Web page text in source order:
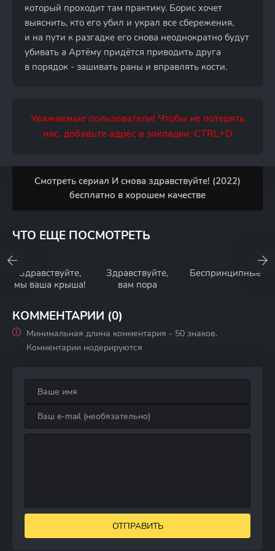
который проходит там практику. Борис хочет
выяснить, кто его убил и украл все сбережения,
и на пути к разгадке его снова неоднократно будут
убивать а Артёму придётся приводить друга
в порядок - зашивать раны и вправлять кости.
Уважаемые пользователи! Чтобы не потерять
нас, добавьте адрес в закладки: CTRL+D
Смотреть сериал И снова здравствуйте! (2022)
бесплатно в хорошем качестве
ЧТО ЕЩЕ ПОСМОТРЕТЬ
Здравствуйте,
мы ваша крыша!
Здравствуйте,
вам пора
Беспринципные
КОММЕНТАРИИ (0)
Минимальная длина комментария - 50 знаков.
Комментарии модерируются
ОТПРАВИТЬ